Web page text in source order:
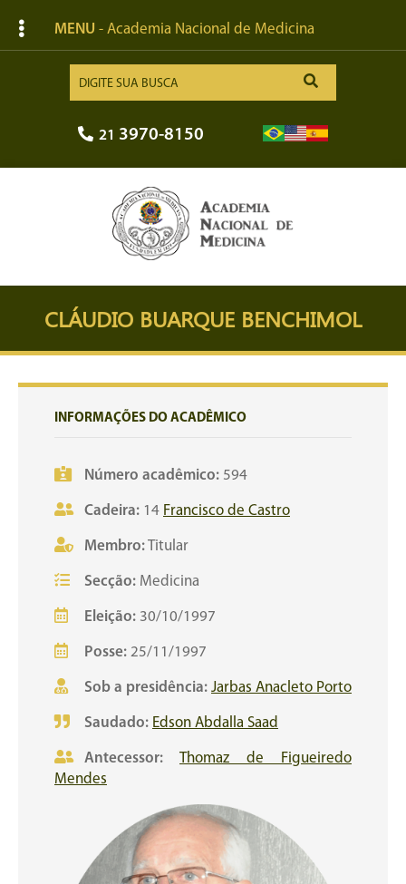
MENU - Academia Nacional de Medicina
21 3970-8150
CLÁUDIO BUARQUE BENCHIMOL
INFORMAÇÕES DO ACADÊMICO
Número acadêmico: 594
Cadeira: 14 Francisco de Castro
Membro:Titular
Secção: Medicina
Eleição: 30/10/1997
Posse: 25/11/1997
Sob a presidência: Jarbas Anacleto Porto
Saudado: Edson Abdalla Saad
Antecessor:
Thomaz de Figueiredo
Mendes